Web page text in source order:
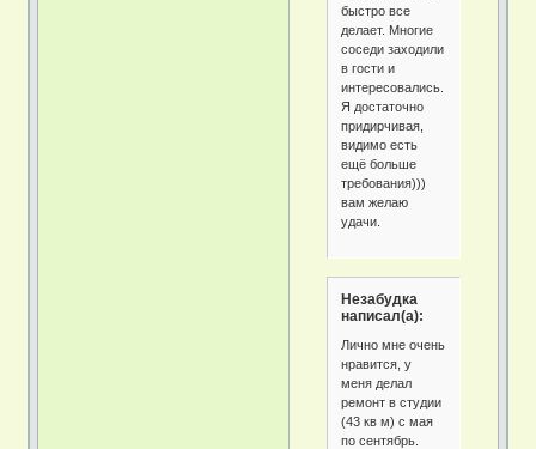
быстро все
делает. Многие
соседи заходили
в гости и
интересовались.
Я достаточно
придирчивая,
видимо есть
ещё больше
требования)))
вам желаю
удачи.
Незабудка
написал(а):
Лично мне очень
нравится, у
меня делал
ремонт в студии
(43 кв м) с мая
по сентябрь.